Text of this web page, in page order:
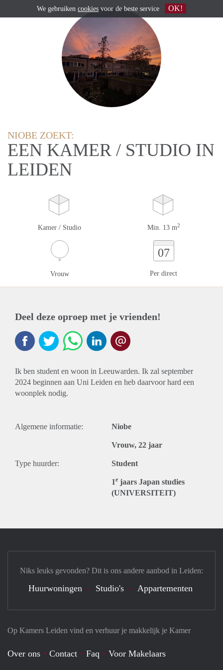
NIOBE ZOEKT:
EEN KAMER / STUDIO IN
LEIDEN
Kamer / Studio Min. 13 m2
Vrouw
07
Per direct
Deel deze oproep met je vrienden!
Ik ben student en woon in Leeuwarden. Ik zal september
2024 beginnen aan Uni Leiden en heb daarvoor hard een
woonplek nodig.
Algemene informatie: Niobe
Vrouw, 22 jaar
Type huurder: Student
1e jaars Japan studies
(UNIVERSITEIT)
Op Kamers Leiden vind en verhuur je makkelijk je Kamer
Over ons Contact Faq
Voor Makelaars
Niks leuks gevonden? Dit is ons andere aanbod in Leiden:
Huurwoningen Studio's Appartementen
We gebruiken cookies voor de beste service OK!